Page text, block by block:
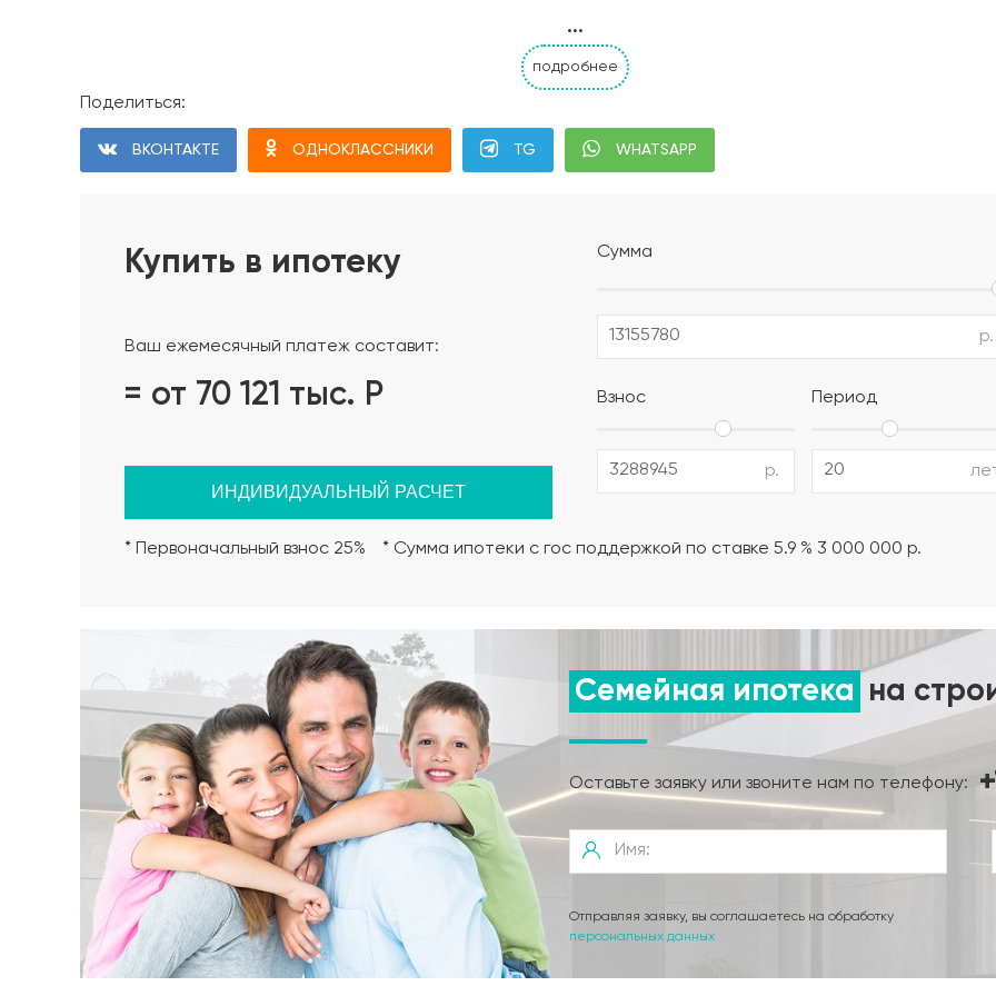
Металлочерепица МП Ламонтерра 8017- 0,45. утепление 200мм URSA гидроизаляционной пленкой сверху и
Водосточка Технониколь, обшивка карнизов перфорированным софитом. Коньковый аэратор Технониколь,
Утепление Техноплекс CARBON 50мм, отделан металлическим отливом RAL 8017
Профиль КБЕ 5-камерный (70 мм), стеклопакет 3-ой энергосберегающий, окна с отливом и наружной
(без москитных сеток, подоконников)
Дверь металлическая ISOTERMA 11 см, покрытие “Медный антик”, с терморазрывом.
Электроснабжение дома
телевизоры, под интернет. От узла учета .
Водоснабжение
Бурение скважины с обустройством, с крыльцом и крышкой, насос глубинный и адаптор - расположение
6 м от дома.
Канализация дома
Септик серии АСО-1 БИО с дренажным колодцем для низких грунтовых вод, не более 8 метров от дома.
Отопление дома
Котел электрический Стаут 12 квт, коллекторная группа, разводка из сшитого полиэтилена на узлы
радиаторы из биметалла.
...
подробнее
Поделиться:
ВКОНТАКТЕ ОДНОКЛАССНИКИ TG WHATSAPP
Купить в ипотеку
Ваш ежемесячный платеж составит:
= от 70 121 тыс. Р
ИНДИВИДУАЛЬНЫЙ РАСЧЕТ
Сумма
р.
Взнос
р.
Период
* Первоначальный взнос 25% * Сумма ипотеки с гос поддержкой по ставке 5.9 % 3 000 000 р.
Семейная ипотека на
Оставьте заявку или звоните нам по телефону:
Отправляя заявку, вы соглашаетесь на обработку
персональных данных